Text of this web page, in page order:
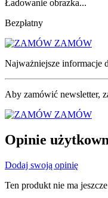
Ładowanie obrazka...
Bezpłatny
ZAMÓW
Najważniejsze informacje
Aby zamówić newsletter,
ZAMÓW
Opinie
Dodaj swoją opinię
Ten produkt nie ma